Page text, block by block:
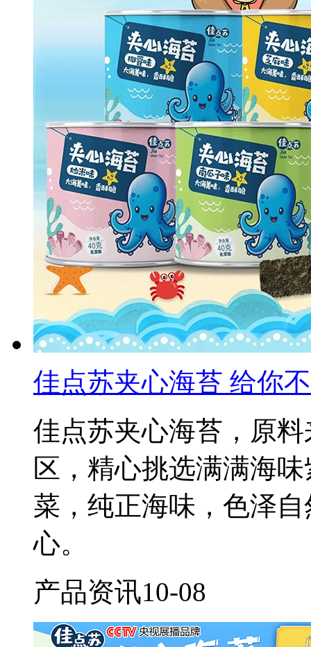
佳点苏夹心海苔 给你
佳点苏夹心海苔，原
区，精心挑选满满海
菜，纯正海味，色泽
心。
产品资讯10-08